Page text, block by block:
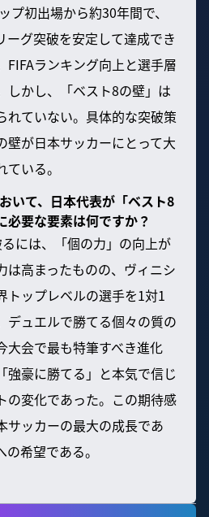
プ初出場から約30年間で、
ーグ突破を安定して達成でき
FIFAランキング向上と選手層
しかし、「ベスト8の壁」は
れていない。具体的な突破策
壁が日本サッカーにとって大
いる。
いて、日本代表が「ベスト8
必要な要素は何ですか？
るには、「個の力」の向上が
は高まったものの、ヴィニシ
トップレベルの選手を1対1
デュエルで勝てる個々の質の
大会で最も特筆すべき進化
強豪に勝てる」と本気で信じ
の変化であった。この期待感
サッカーの最大の成長であ
希望である。